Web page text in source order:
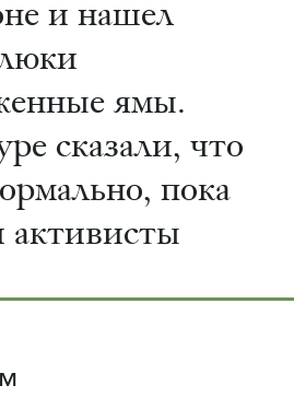
и нашел
ямы.
сказали, что
пока